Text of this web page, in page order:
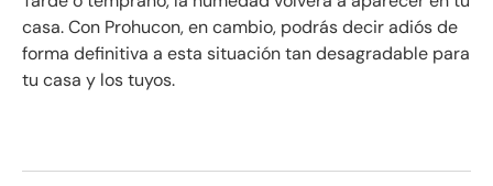
casa. Con Prohucon, en cambio, podrás decir adiós de
forma definitiva a esta situación tan desagradable para
tu casa y los tuyos.